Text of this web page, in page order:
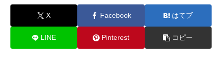
k
X Facebook はてブ
LINE Pinterest コピー